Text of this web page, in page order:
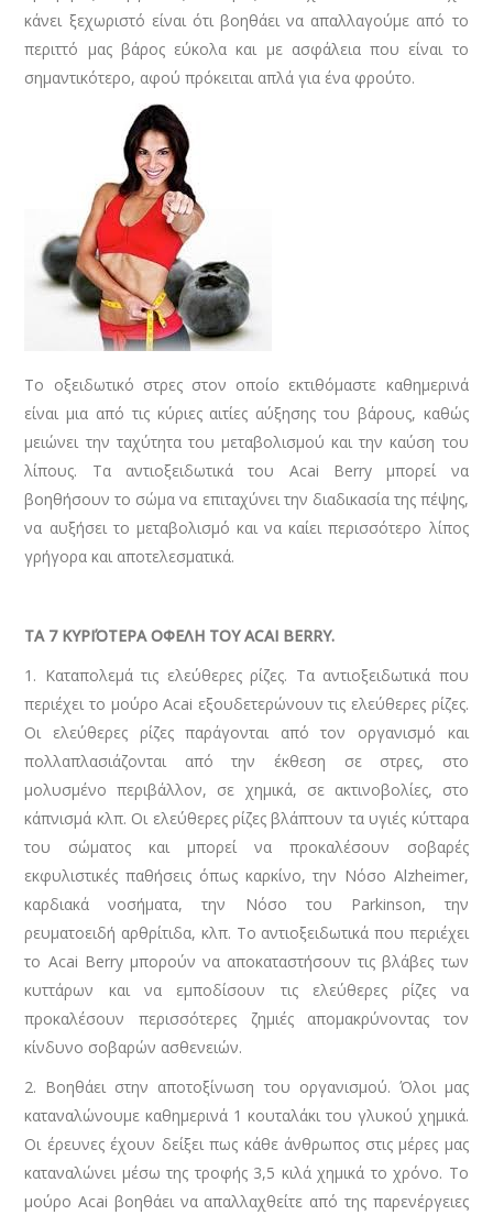
κάνει ξεχωριστό είναι ότι βοηθάει να απαλλαγούμε από το
περιττό μας βάρος εύκολα και με ασφάλεια που είναι το
σημαντικότερο, αφού πρόκειται απλά για ένα φρούτο.
Το οξειδωτικό στρες στον οποίο εκτιθόμαστε καθημερινά
είναι μια από τις κύριες αιτίες αύξησης του βάρους, καθώς
μειώνει την ταχύτητα του μεταβολισμού και την καύση του
λίπους. Τα αντιοξειδωτικά του Acai Berry μπορεί να
βοηθήσουν το σώμα να επιταχύνει την διαδικασία της πέψης,
να αυξήσει το μεταβολισμό και να καίει περισσότερο λίπος
γρήγορα και αποτελεσματικά.
ΤΑ 7 ΚΥΡΙΌΤΕΡΑ ΟΦΕΛΗ ΤΟΥ ACAI BERRY.
1. Καταπολεμά τις ελεύθερες ρίζες. Τα αντιοξειδωτικά που
περιέχει το μούρο Acai εξουδετερώνουν τις ελεύθερες ρίζες.
Οι ελεύθερες ρίζες παράγονται από τον οργανισμό και
πολλαπλασιάζονται από την έκθεση σε στρες, στο
μολυσμένο περιβάλλον, σε χημικά, σε ακτινοβολίες, στο
κάπνισμά κλπ. Οι ελεύθερες ρίζες βλάπτουν τα υγιές κύτταρα
του σώματος και μπορεί να προκαλέσουν σοβαρές
εκφυλιστικές παθήσεις όπως καρκίνο, την Νόσο Alzheimer,
καρδιακά νοσήματα, την Νόσο του Parkinson, την
ρευματοειδή αρθρίτιδα, κλπ. Το αντιοξειδωτικά που περιέχει
το Acai Berry μπορούν να αποκαταστήσουν τις βλάβες των
κυττάρων και να εμποδίσουν τις ελεύθερες ρίζες να
προκαλέσουν περισσότερες ζημιές απομακρύνοντας τον
κίνδυνο σοβαρών ασθενειών.
2. Βοηθάει στην αποτοξίνωση του οργανισμού. Όλοι μας
καταναλώνουμε καθημερινά 1 κουταλάκι του γλυκού χημικά.
Οι έρευνες έχουν δείξει πως κάθε άνθρωπος στις μέρες μας
καταναλώνει μέσω της τροφής 3,5 κιλά χημικά το χρόνο. Το
μούρο Acai βοηθάει να απαλλαχθείτε από της παρενέργειες